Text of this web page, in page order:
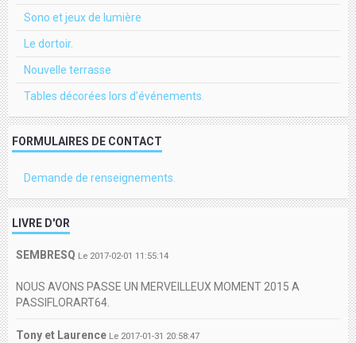
Sono et jeux de lumière
Le dortoir.
Nouvelle terrasse
Tables décorées lors d’événements.
FORMULAIRES DE CONTACT
Demande de renseignements.
LIVRE D'OR
SEMBRESQ Le 2017-02-01 11:55:14
NOUS AVONS PASSE UN MERVEILLEUX MOMENT 2015 A
PASSIFLORART64.
Tony et Laurence Le 2017-01-31 20:58:47